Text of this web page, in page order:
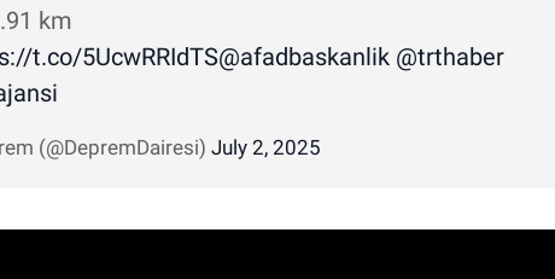
km
t.co/5UcwRRIdTS@afadbaskanlik @trthaber
(@DepremDairesi) July 2, 2025